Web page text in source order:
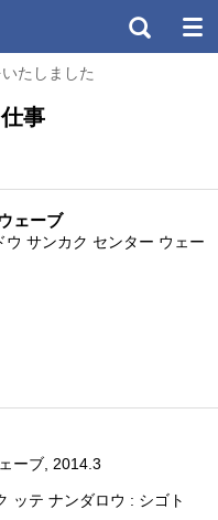
たしました
事
ェーブ
サンカク センター ウェー
ーブ, 2014.3
ッテ ナンダロウ : シゴト